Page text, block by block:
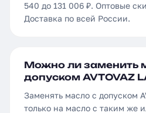
540 до 131 006 ₽. Оптовые
Доставка по всей России.
Можно ли заменить
допуском AVTOVAZ
Заменять масло с допуском
только на масло с таким же